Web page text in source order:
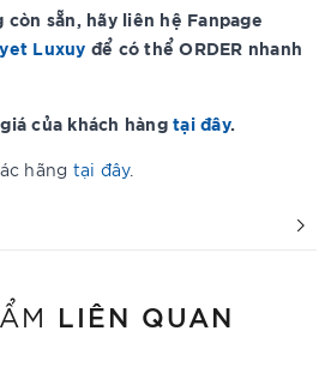
còn sẵn, hãy liên hệ Fanpage
Luxuy để có thể ORDER nhanh
của khách hàng tại đây.
hãng tại đây.
LIÊN QUAN